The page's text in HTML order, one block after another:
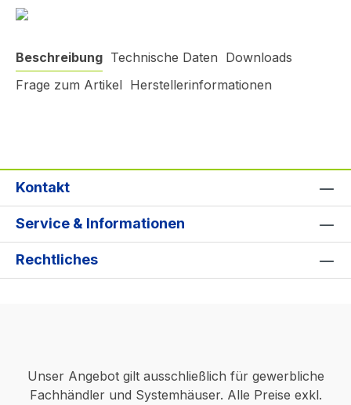
Beschreibung Technische Daten Downloads
Frage zum Artikel Herstellerinformationen
Kontakt
Service & Informationen
Rechtliches
Unser Angebot gilt ausschließlich für gewerbliche
Fachhändler und Systemhäuser. Alle Preise exkl.